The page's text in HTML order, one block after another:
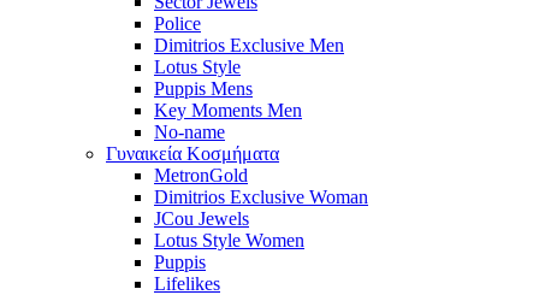
Police
Dimitrios Exclusive Men
Lotus Style
Puppis Mens
Key Moments Men
No-name
Γυναικεία Κοσμήματα
MetronGold
Dimitrios Exclusive Woman
JCou Jewels
Lotus Style Women
Puppis
Lifelikes